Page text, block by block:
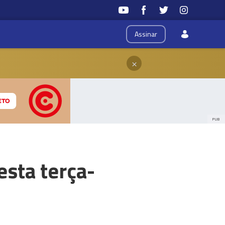
Assinar
×
PUB
terça-